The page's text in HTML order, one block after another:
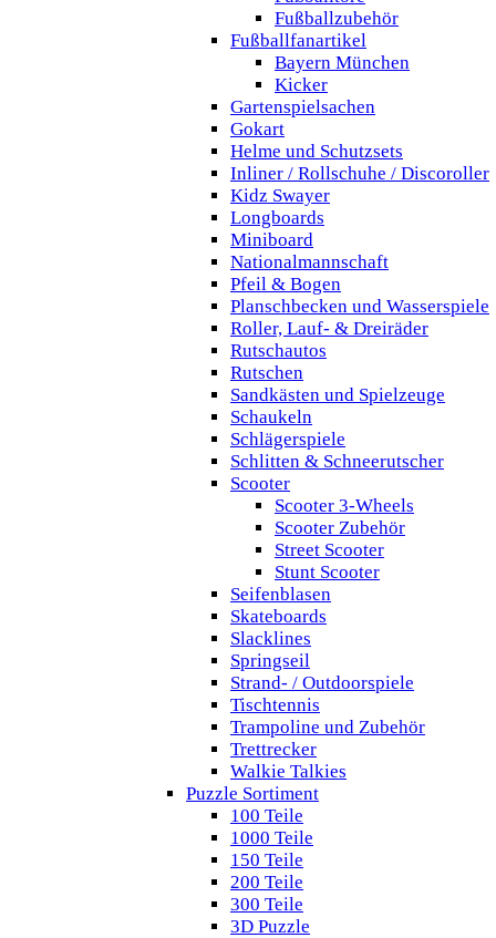
Fußballzubehör
Fußballfanartikel
Bayern München
Kicker
Gartenspielsachen
Gokart
Helme und Schutzsets
Inliner / Rollschuhe / Discoroller
Kidz Swayer
Longboards
Miniboard
Nationalmannschaft
Pfeil & Bogen
Planschbecken und Wasserspiele
Roller, Lauf- & Dreiräder
Rutschautos
Rutschen
Sandkästen und Spielzeuge
Schaukeln
Schlägerspiele
Schlitten & Schneerutscher
Scooter
Scooter 3-Wheels
Scooter Zubehör
Street Scooter
Stunt Scooter
Seifenblasen
Skateboards
Slacklines
Springseil
Strand- / Outdoorspiele
Tischtennis
Trampoline und Zubehör
Trettrecker
Walkie Talkies
Puzzle Sortiment
100 Teile
1000 Teile
150 Teile
200 Teile
300 Teile
3D Puzzle